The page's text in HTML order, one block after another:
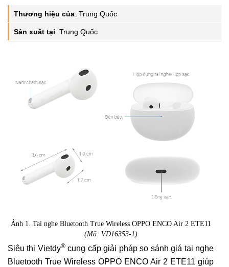
Thương hiệu của: Trung Quốc
Sản xuất tại: Trung Quốc
Ảnh 1. Tai nghe Bluetooth True Wireless OPPO ENCO Air 2 ETE11
(Mã: VD16353-1)
Siêu thị Vietdy®cung cấp giải pháp so sánh giá tai nghe
Bluetooth True Wireless OPPO ENCO Air 2 ETE11 giúp